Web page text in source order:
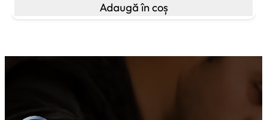
Adaugă în coș